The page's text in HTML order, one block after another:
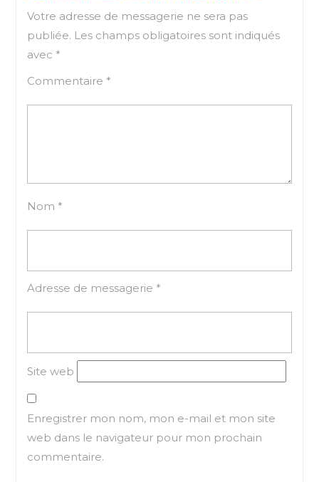
Votre adresse de messagerie ne sera pas
publiée. Les champs obligatoires sont indiqués
avec *
Commentaire *
Nom *
Adresse de messagerie *
Site web
Enregistrer mon nom, mon e-mail et mon site
web dans le navigateur pour mon prochain
commentaire.